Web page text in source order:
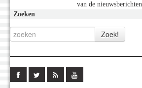
van de
Zoeken